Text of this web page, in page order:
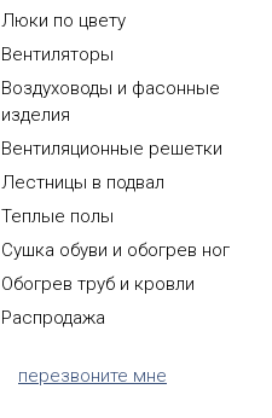
Люки по цвету
Вентиляторы
Воздуховоды и фасонные
изделия
Вентиляционные решетки
Лестницы в подвал
Теплые полы
Сушка обуви и обогрев ног
Обогрев труб и кровли
Распродажа
перезвоните мне